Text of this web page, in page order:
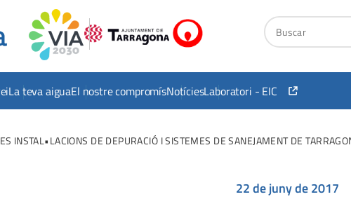
La teva aiguaEl nostre compromísNotíciesLaboratori - EIC
INSTAL•LACIONS DE DEPURACIÓ I SISTEMES DE SANEJAMENT DE
22 de juny de 2017